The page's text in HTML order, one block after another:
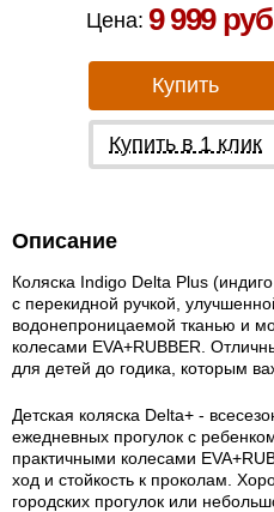
Цена: 9 999
Купить
Купить в 1 клик
Описание
Коляска Indigo Delta Plus
с перекидной ручкой,
водонепроницаемой тканью и
колесами EVA+RUBBER.
для детей до годика, которым
Детская коляска Delta+ -
ежедневных прогулок с
практичными колесами
ход и стойкость к проколам.
городских прогулок или